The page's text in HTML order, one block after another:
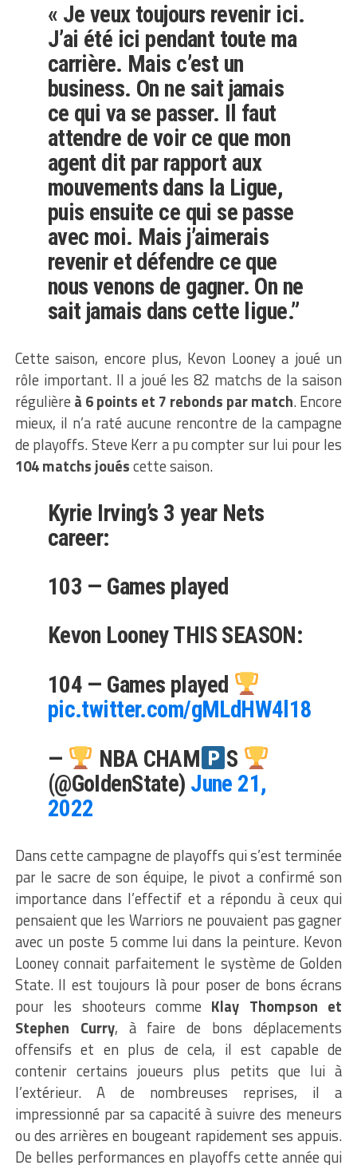
« Je veux toujours revenir ici.
J’ai été ici pendant toute ma
carrière. Mais c’est un
business. On ne sait jamais
ce qui va se passer. Il faut
attendre de voir ce que mon
agent dit par rapport aux
mouvements dans la Ligue,
puis ensuite ce qui se passe
avec moi. Mais j’aimerais
revenir et défendre ce que
nous venons de gagner. On ne
sait jamais dans cette ligue.”
Cette saison, encore plus, Kevon Looney a joué un
rôle important. Il a joué les 82 matchs de la saison
régulière à 6 points et 7 rebonds par match. Encore
mieux, il n’a raté aucune rencontre de la campagne
de playoffs. Steve Kerr a pu compter sur lui pour les
104 matchs jouéscette saison.
Kyrie Irving’s 3 year Nets
career:
103 — Games played
Kevon Looney THIS SEASON:
104 — Games played
pic.twitter.com/gMLdHW4l18
—
NBA CHAM
S
(@GoIdenState) June 21,
2022
Dans cette campagne de playoffs qui s’est terminée
par le sacre de son équipe, le pivot a confirmé son
importance dans l’effectif et a répondu à ceux qui
pensaient que les Warriors ne pouvaient pas gagner
avec un poste 5 comme lui dans la peinture. Kevon
Looney connait parfaitement le système de Golden
State. Il est toujours là pour poser de bons écrans
pour les shooteurs comme Klay Thompson et
Stephen Curry, à faire de bons déplacements
offensifs et en plus de cela, il est capable de
contenir certains joueurs plus petits que lui à
l’extérieur. A de nombreuses reprises, il a
impressionné par sa capacité à suivre des meneurs
ou des arrières en bougeant rapidement ses appuis.
De belles performances en playoffs cette année qui